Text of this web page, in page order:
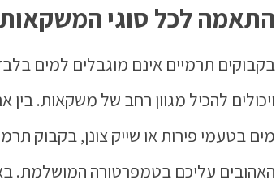
התאמה לכל סוגי
בקבוקים תרמיים אינם מוגבלים למים
ויכולים להכיל מגוון רחב של משקאות.
מים בטעמי פירות או שייק צונן, בקבוק
האהובים עליכם בטמפרטורה המושלמת.